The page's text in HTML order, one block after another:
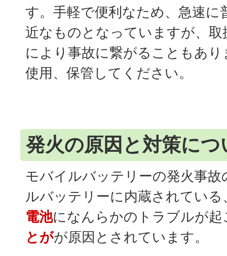
す。手軽で便利なため、急速に
近なものとなっていますが、
により事故に繋がることもあ
使用、保管してください。
発火の原因と対策につ
モバイルバッテリーの発火事
ルバッテリーに内蔵されている
電池になんらかのトラブルが起
とがが原因とされています。